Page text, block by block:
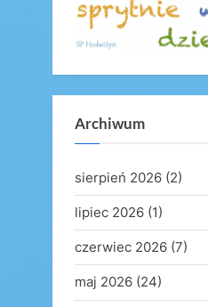
Archiwum
sierpień 2026 (2)
lipiec 2026 (1)
czerwiec 2026 (7)
maj 2026 (24)